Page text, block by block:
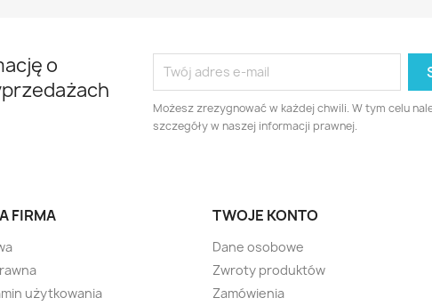
o
Możesz zrezygnować w każdej chwili. W tym celu
szczegóły w naszej informacji prawnej.
FIRMA
użytkowania
TWOJE KONTO
Dane osobowe
Zwroty produktów
Zamówienia